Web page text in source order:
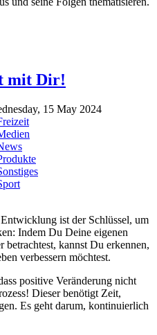
mit Dir!
15 May 2024
ist der Schlüssel, um
Indem Du Deine eigenen
betrachtest, kannst Du erkennen,
verbessern möchtest.
positive Veränderung nicht
Dieser benötigt Zeit,
Es geht darum, kontinuierlich